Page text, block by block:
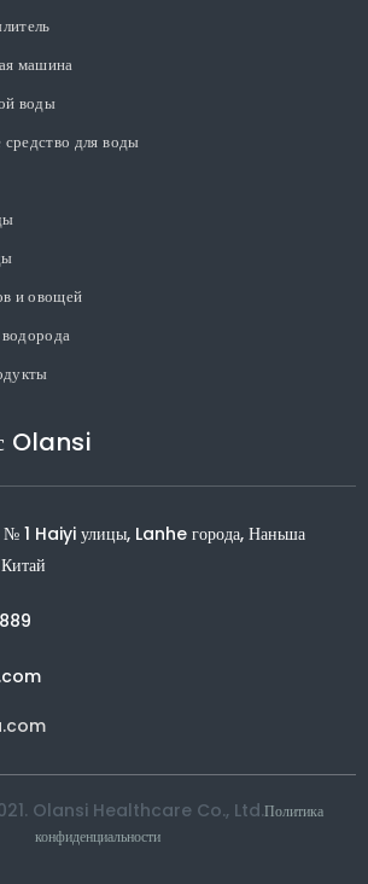
машина
воды
для воды
и овощей
Olansi
1 Haiyi улицы, Lanhe города, Наньша
Olansi Healthcare Co., Ltd.Политика
конфиденциальности